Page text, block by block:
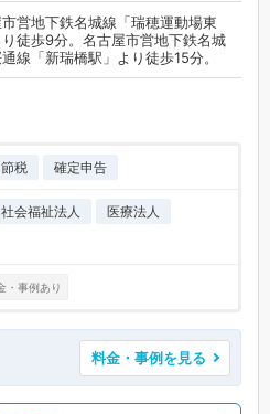
営地下鉄名城線「瑞穂運動場東
徒歩9分。名古屋市営地下鉄名城
線「新瑞橋駅」より徒歩15分。
節税 確定申告
社会福祉法人
医療法人
・事例あり
料金・事例を見る